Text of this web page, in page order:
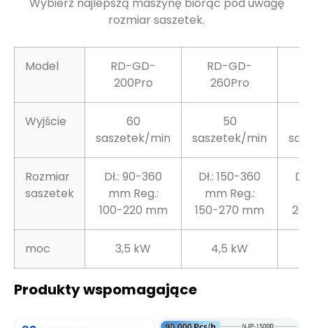
rozmiar saszetek.
Model
RD-GD-
200Pro
RD-GD-
260Pro
Wyjście
60
saszetek/min
50
saszetek/min
Rozmiar
saszetek
Dł.: 90-360
mm Reg.:
100-220 mm
Dł.: 150-360
mm Reg.:
150-270 mm
moc 3,5 kW 4,5 kW
Produkty wspomagające